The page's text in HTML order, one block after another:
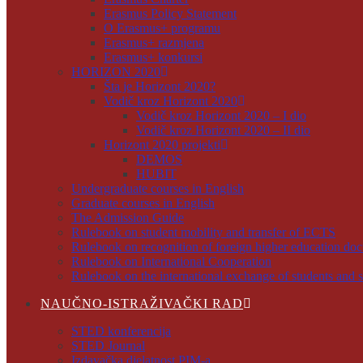
Erasmus Policy Statement
O Erasmus+ programu
Erasmus+ razmjena
Erasmus+ konkursi
HORIZON 2020
Šta je Horizont 2020?
Vodič kroz Horizont 2020
Vodič kroz Horizont 2020 – I dio
Vodič kroz Horizont 2020 – II dio
Horizont 2020 projekti
DEMOS
HUBIT
Undergraduate courses in English
Graduate courses in English
The Admission Guide
Rulebook on student mobility and transfer of ECTS
Rulebook on recognition of foreign higher education
Rulebook on International Cooperation
Rulebook on the international exchange of students and
NAUČNO-ISTRAŽIVAČKI RAD
STED konferencija
STED Journal
Izdavačka djelatnost PIM-a